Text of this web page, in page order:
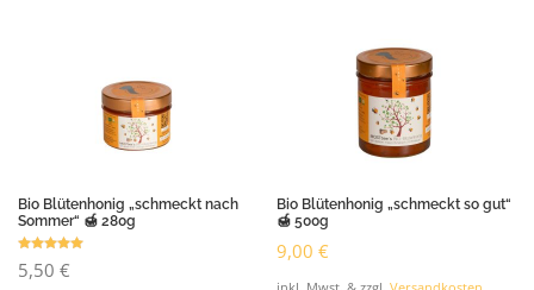
Bio Blütenhonig „schmeckt nach
Sommer“ 🍯 280g
5.00
5,50 €
Bio Blütenhonig „schmeckt so gut“
🍯 500g
9,00€